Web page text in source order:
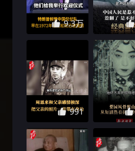
9.3万
991